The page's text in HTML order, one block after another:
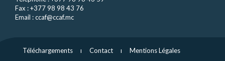
Une place financière régulée
Fax : +377 98 98 43 76
Email :ccaf@ccaf.mc
Téléchargements ı Contact ı Mentions Légales